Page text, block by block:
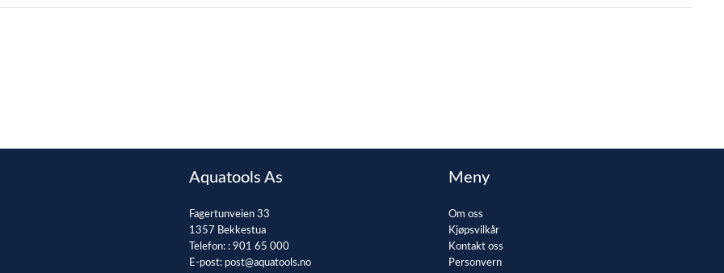
Aquatools As
Fagertunveien 33
1357 Bekkestua
Telefon: : 901 65 000
E-post: post@aquatools.no
Meny
Om oss
Kjøpsvilkår
Kontakt oss
Personvern